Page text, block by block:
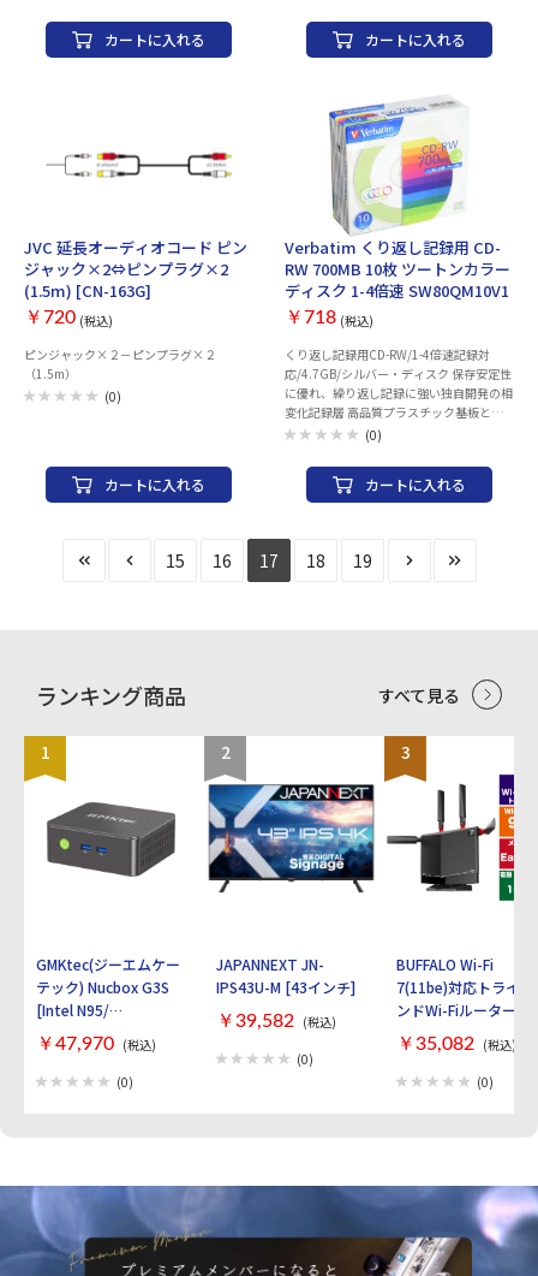
カートに入れる カートに入れる
JVC 延長オーディオコード ピン
ジャック×2⇔ピンプラグ×2
(1.5m) [CN-163G]
￥720 (税込)
ピンジャック×２－ピンプラグ×２
（1.5m）
(0)
カートに入れる
Verbatim くり返し記録用 CD-
RW 700MB 10枚 ツートンカラー
ディスク 1-4倍速 SW80QM10V1
￥718 (税込)
くり返し記録用CD-RW/1-4倍速記録対
応/4.7GB/シルバー・ディスク 保存安定性
に優れ、繰り返し記録に強い独自開発の相
変化記録層 高品質プラスチック基板と高
度な成形技術がエラー発生率を抑制対応
OK 5色カラーミックス
(0)
カートに入れる
15 16 17 18 19
ランキング商品 すべて見る
1
GMKtec(ジーエムケー
テック) Nucbox G3S
[Intel N95/
RAM:16GB/
SSD:512GB/ Windows
11 Pro]
￥47,970 (税込)
(0)
2
JAPANNEXT JN-
IPS43U-M [43インチ]
￥39,582 (税込)
(0)
3
BUFFALO Wi-Fi
7(11be)対応トライバ
ンドWi-Fiルーター
AirStation
WXR9300BE6P [ブラ
ック]
￥35,082 (税込)
(0)